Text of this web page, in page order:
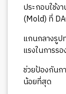
ประกอบใช้ง
(Mold) ที่
แกนกลางรูป
แรงในการร
ช่วยป้องกันก
น้อยที่สุด